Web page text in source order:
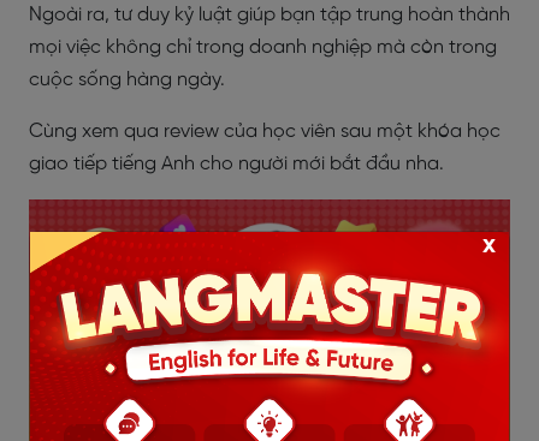
Ngoài ra, tư duy kỷ luật giúp bạn tập trung hoàn thành
mọi việc không chỉ trong doanh nghiệp mà còn trong
cuộc sống hàng ngày.
Cùng xem qua review của học viên sau một khóa học
giao tiếp tiếng Anh cho người mới bắt đầu nha.
x